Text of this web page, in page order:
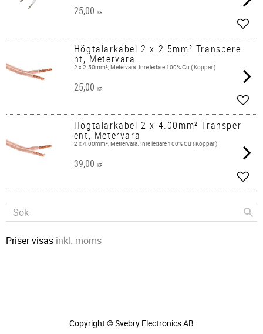
25,00 KR
Högtalarkabel 2 x 2.5mm² Transpere
nt, Metervara
2 x 2.50mm², Metervara. Inre ledare 100% Cu ( Koppar )
25,00 KR
Högtalarkabel 2 x 4.00mm² Transper
ent, Metervara
2 x 4.00mm², Metrervara. Inre ledare 100% Cu ( Koppar )
39,00 KR
Priser visas inkl. moms
Copyright © Svebry Electronics AB